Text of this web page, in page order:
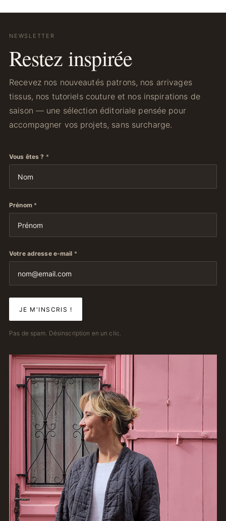
NEWSLETTER
Restez inspirée
Recevez nos nouveautés patrons, nos arrivages
tissus, nos tutoriels couture et nos inspirations de
saison — une sélection éditoriale pensée pour
accompagner vos projets, sans surcharge.
Vous êtes ? *
Prénom *
Votre adresse e-mail *
Pas de spam. Désinscription en un clic.